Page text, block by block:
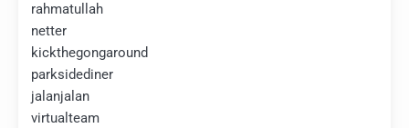
rahmatullah
netter
kickthegongaround
parksidediner
jalanjalan
virtualteam